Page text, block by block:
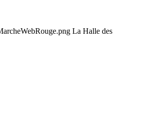
La Halle des